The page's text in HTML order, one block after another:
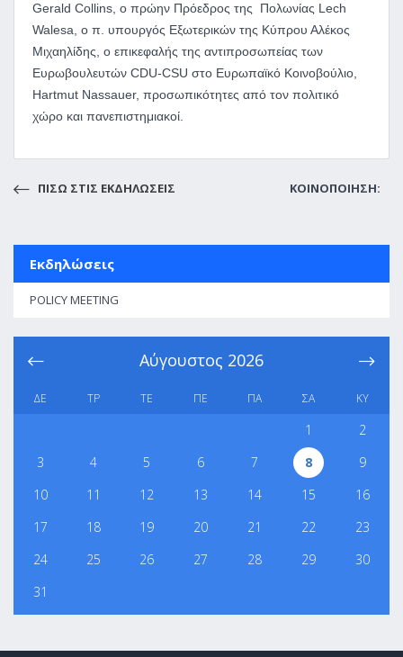
Gerald Collins, ο πρώην Πρόεδρος της Πολωνίας Lech
Walesa, ο π. υπουργός Εξωτερικών της Κύπρου Αλέκος
Μιχαηλίδης, ο επικεφαλής της αντιπροσωπείας των
Ευρωβουλευτών CDU-CSU στο Ευρωπαϊκό Κοινοβούλιο,
Hartmut Nassauer, προσωπικότητες από τον πολιτικό
χώρο και πανεπιστημιακοί.
ΠΙΣΩ ΣΤΙΣ ΕΚΔΗΛΩΣΕΙΣ ΚΟΙΝΟΠΟΙΗΣΗ:
Εκδηλώσεις
POLICY MEETING
Αύγουστος 2026
ΔΕ ΤΡ ΤΕ ΠΕ ΠΑ ΣΑ ΚΥ
1
2
3
4 5 6 7 8
9
10
11 12 13 14 15
16
17
18 19 20 21 22
23
24
25 26 27 28 29
30
31